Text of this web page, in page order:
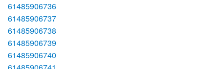
61485906736
61485906737
61485906738
61485906739
61485906740